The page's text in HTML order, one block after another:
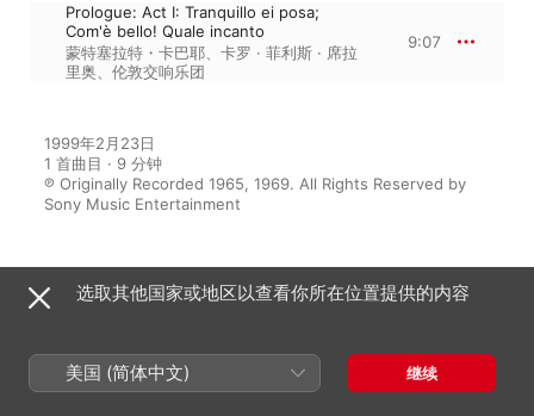
Prologue: Act I: Tranquillo ei posa;
Com'è bello! Quale incanto
蒙特塞拉特・卡巴耶
卡罗 · 菲利斯 · 席拉
里奥
伦敦交响乐团
9:07
1999年2月23日
1 首曲目 · 9 分钟
℗ Originally Recorded 1965, 1969. All Rights Reserved by
Sony Music Entertainment
来自专辑
Presenting: Montserrat Caballé
选取其他国家或地区以查看你所在位置提供的内容
美国 (简体中文) 继续